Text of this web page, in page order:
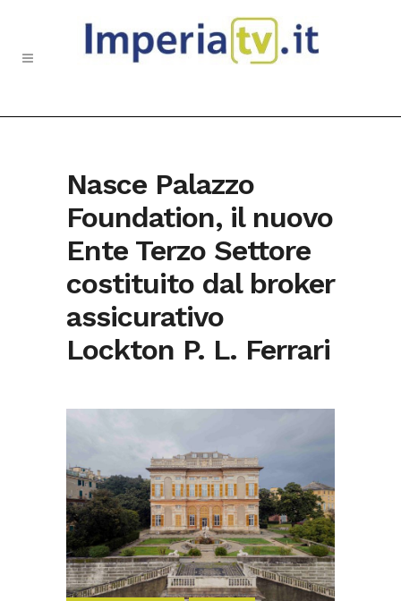
Nasce Palazzo
Foundation, il nuovo
Ente Terzo Settore
costituito dal broker
assicurativo
Lockton P. L. Ferrari